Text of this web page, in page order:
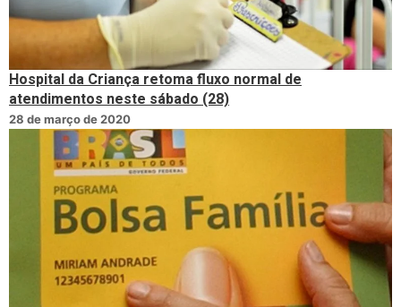
Hospital da Criança retoma fluxo normal de
atendimentos neste sábado (28)
28 de março de 2020